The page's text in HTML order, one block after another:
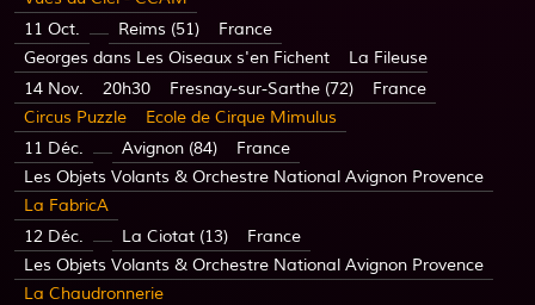
11 Oct.
Reims (51)
France
Georges dans Les Oiseaux s'en Fichent
La Fileuse
14 Nov.
20h30 Fresnay-sur-Sarthe (72)
France
Circus Puzzle
Ecole de Cirque Mimulus
11 Déc.
Avignon (84)
France
Les Objets Volants & Orchestre National Avignon Provence
La FabricA
12 Déc.
La Ciotat (13)
France
Les Objets Volants & Orchestre National Avignon Provence
La Chaudronnerie